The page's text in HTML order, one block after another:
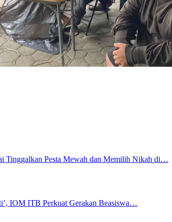
Tinggalkan Pesta Mewah dan Memilih Nikah di…
IOM ITB Perkuat Gerakan Beasiswa…